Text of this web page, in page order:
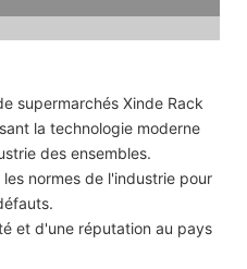
supermarchés Xinde Rack
la technologie moderne
des ensembles.
normes de l'industrie pour
et d'une réputation au pays